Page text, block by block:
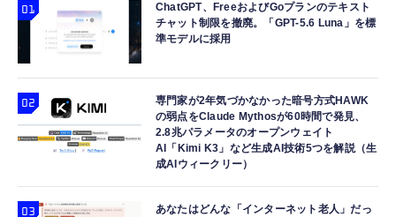
ChatGPT、FreeおよびGoプランのテキスト
チャット制限を撤廃。「GPT-5.6 Luna」を標
準モデルに採用
専門家が2年気づかなかった暗号方式HAWK
の弱点をClaude Mythosが60時間で発見、
2.8兆パラメータのオープンウェイト
AI「Kimi K3」など生成AI技術5つを解説（生
成AIウィークリー）
あなたはどんな「インターネット老人」だっ